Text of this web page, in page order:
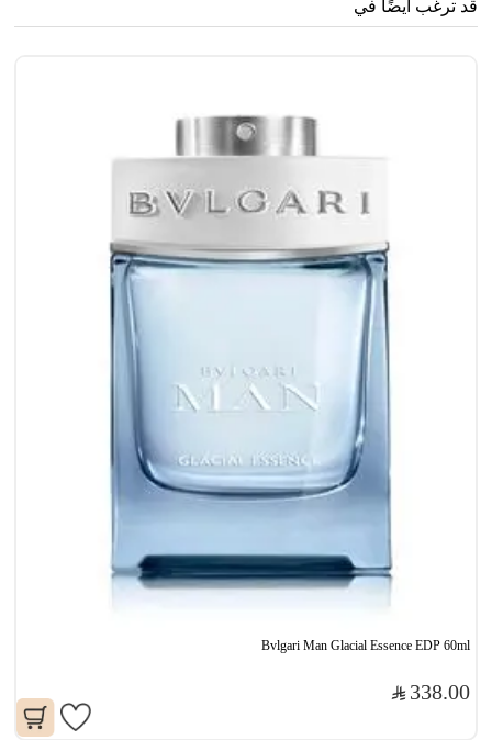
قد ترغب أيضًا في
Bvlgari Man Glacial Essence EDP 60ml
338.00